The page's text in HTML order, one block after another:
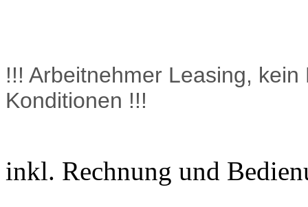
!!! Arbeitnehmer Leasing,
Konditionen !!!
inkl. Rechnung und